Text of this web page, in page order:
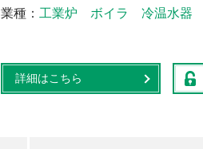
業種 工業炉 ボイラ 冷温水器
詳細はこちら